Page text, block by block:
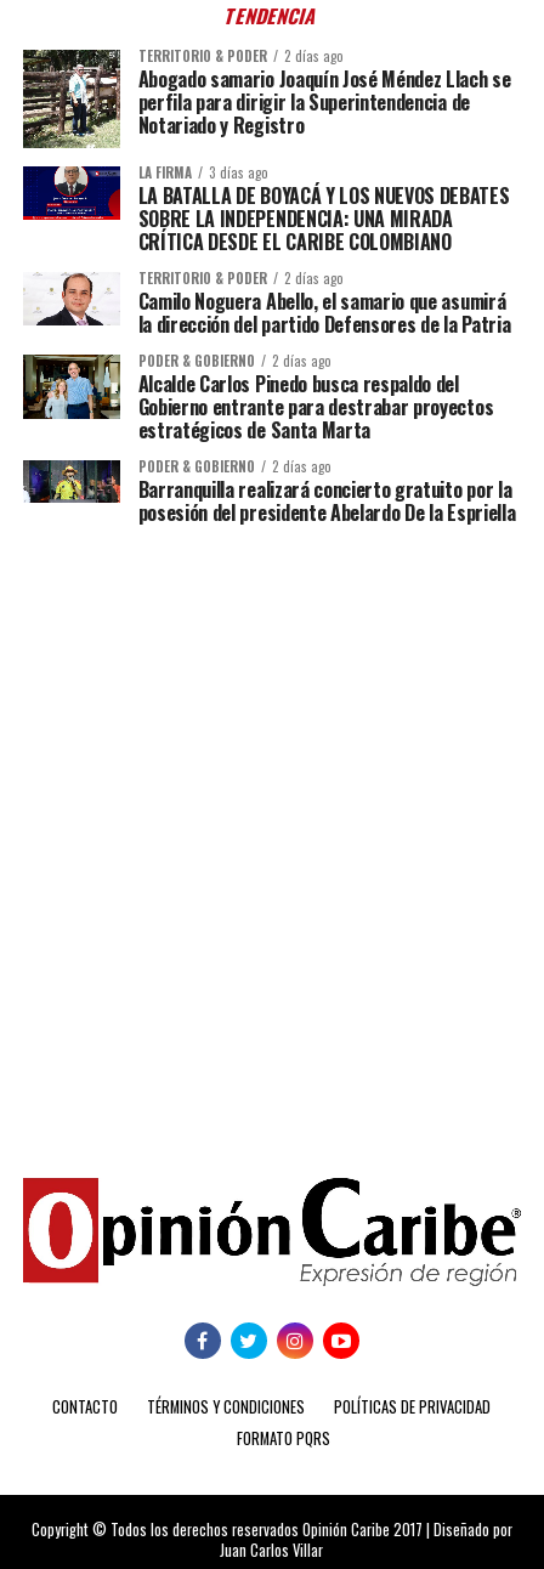
TENDENCIA
TERRITORIO & PODER 2 días ago
Abogado samario Joaquín José Méndez Llach se
perfila para dirigir la Superintendencia de
Notariado y Registro
LA FIRMA 3 días ago
LA BATALLA DE BOYACÁ Y LOS NUEVOS DEBATES
SOBRE LA INDEPENDENCIA: UNA MIRADA
CRÍTICA DESDE EL CARIBE COLOMBIANO
TERRITORIO & PODER 2 días ago
Camilo Noguera Abello, el samario que asumirá
la dirección del partido Defensores de la Patria
PODER & GOBIERNO 2 días ago
Alcalde Carlos Pinedo busca respaldo del
Gobierno entrante para destrabar proyectos
estratégicos de Santa Marta
PODER & GOBIERNO 2 días ago
Barranquilla realizará concierto gratuito por la
posesión del presidente Abelardo De la Espriella
CONTACTO TÉRMINOS Y CONDICIONES
POLÍTICAS DE PRIVACIDAD
FORMATO PQRS
Copyright © Todos los derechos reservados Opinión Caribe 2017 | Diseñado por
Juan Carlos Villar